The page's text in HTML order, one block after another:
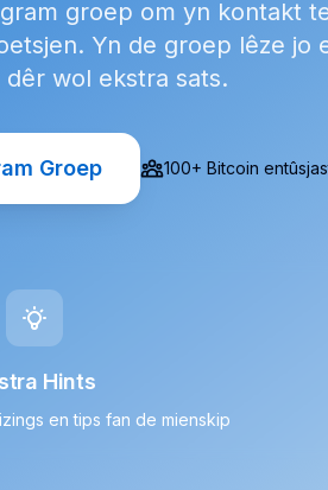
groep om yn kontakt
Yn de groep lêze jo
dêr wol ekstra sats.
Groep 100+ Bitcoin
Hints
en tips fan de mienskip